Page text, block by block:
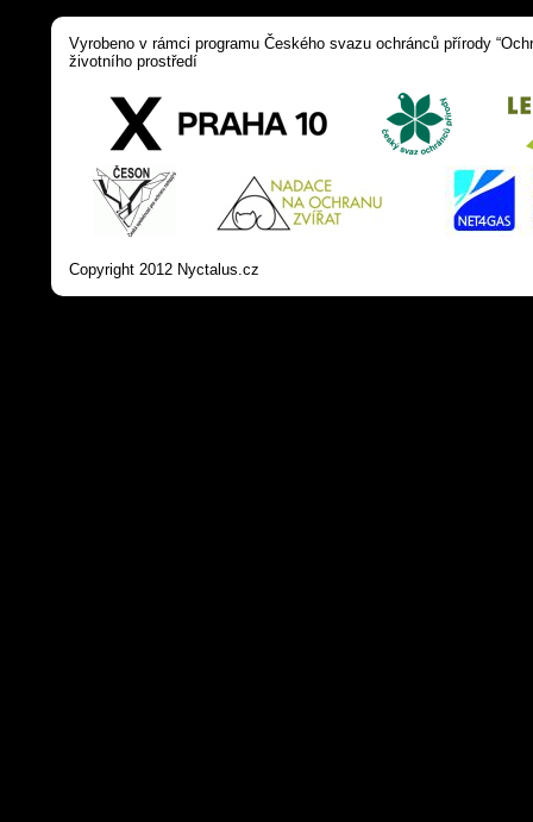
Vyrobeno v rámci programu Českého svazu ochránců přírody
životního prostředí
Copyright 2012 Nyctalus.cz